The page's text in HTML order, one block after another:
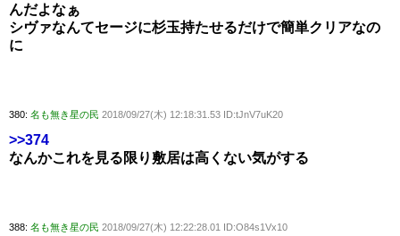
んだよなぁ
シヴァなんてセージに杉玉持たせるだけで簡単クリアなの
に
380: 名も無き星の民 2018/09/27(木) 12:18:31.53 ID:tJnV7uK20
>>374
なんかこれを見る限り敷居は高くない気がする
388: 名も無き星の民 2018/09/27(木) 12:22:28.01 ID:O84s1Vx10